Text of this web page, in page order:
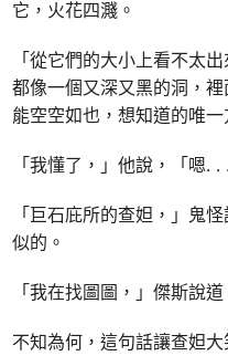
它，火花四濺。
「從它們的大小上看不太
都像一個又深又黑的洞，
能空空如也，想知道的唯一
「我懂了，」他說，「嗯.
「巨石庇所的查妲，」鬼
似的。
「我在找圖圖，」傑斯說
不知為何，這句話讓查妲大